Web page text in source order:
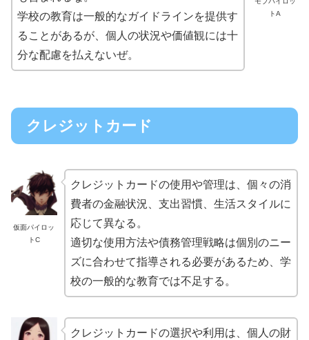
トA
学校の教育は一般的なガイドラインを提供す
ることがあるが、個人の状況や価値観には十
分な配慮を払えないぜ。
クレジットカード
仮面パイロッ
トC
クレジットカードの使用や管理は、個々の消
費者の金融状況、支出習慣、生活スタイルに
応じて異なる。
適切な使用方法や債務管理戦略は個別のニー
ズに合わせて指導される必要があるため、学
校の一般的な教育では不足する。
クレジットカードの選択や利用は、個人の財